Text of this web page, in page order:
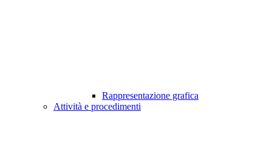
Rappresentazione grafica
Attività e procedimenti